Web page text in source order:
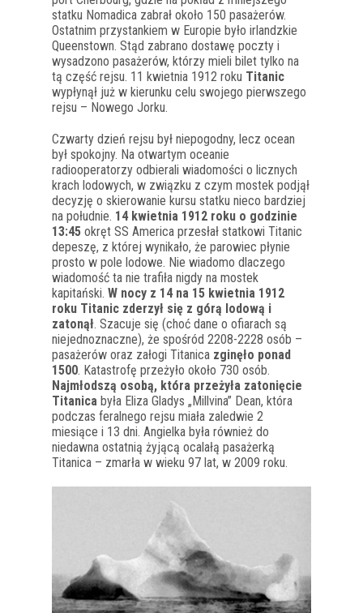
statku Nomadica zabrał około 150 pasażerów.
Ostatnim przystankiem w Europie było irlandzkie
Queenstown. Stąd zabrano dostawę poczty i
wysadzono pasażerów, którzy mieli bilet tylko na
tą część rejsu. 11 kwietnia 1912 roku Titanic
wypłynął już w kierunku celu swojego pierwszego
rejsu – Nowego Jorku.
Czwarty dzień rejsu był niepogodny, lecz ocean
był spokojny. Na otwartym oceanie
radiooperatorzy odbierali wiadomości o licznych
krach lodowych, w związku z czym mostek podjął
decyzję o skierowanie kursu statku nieco bardziej
na południe. 14 kwietnia 1912 roku o godzinie
13:45 okręt SS America przesłał statkowi Titanic
depeszę, z której wynikało, że parowiec płynie
prosto w pole lodowe. Nie wiadomo dlaczego
wiadomość ta nie trafiła nigdy na mostek
kapitański. W nocy z 14 na 15 kwietnia 1912
roku Titanic zderzył się z górą lodową i
zatonął. Szacuje się (choć dane o ofiarach są
niejednoznaczne), że spośród 2208-2228 osób –
pasażerów oraz załogi Titanica zginęło ponad
1500. Katastrofę przeżyło około 730 osób.
Najmłodszą osobą, która przeżyła zatonięcie
Titanica była Eliza Gladys „Millvina” Dean, która
podczas feralnego rejsu miała zaledwie 2
miesiące i 13 dni. Angielka była również do
niedawna ostatnią żyjącą ocalałą pasażerką
Titanica – zmarła w wieku 97 lat, w 2009 roku.